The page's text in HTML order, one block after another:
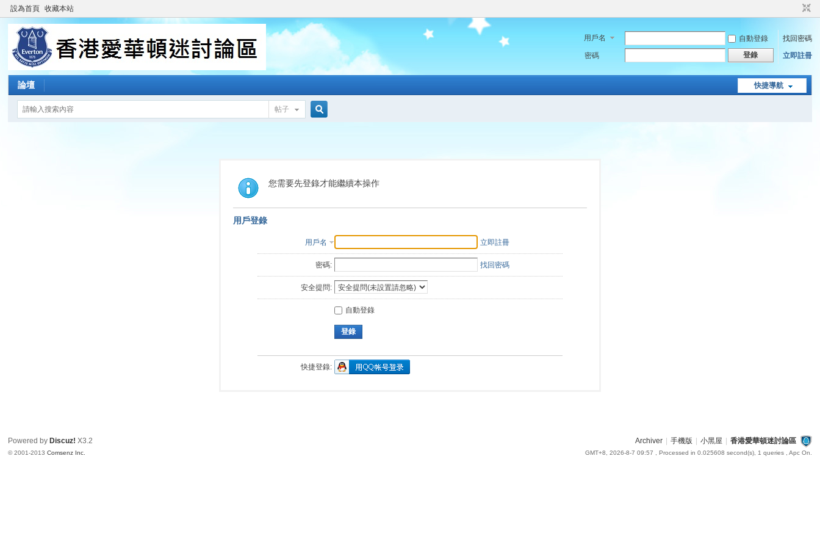
設為首頁 收藏本站
用戶名 自動登錄
找回密碼
密碼
登錄 立即註冊
快捷導航
論壇
帖子
索
您需要先登錄才能繼續本操作
用戶登錄
用戶名 立即註冊
密碼: 找回密碼
安全提問:
自動登錄
登錄
快捷登錄:
Archiver 手機版 小黑屋 香港愛華頓迷討論區
GMT+8, 2026-8-7 09:57 , Processed in 0.025608 second(s), 1 queries , Apc On.
Powered by Discuz! X3.2
© 2001-2013Comsenz Inc.